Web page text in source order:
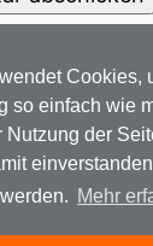
Cookies,
so einfach wie
Nutzung der
Mehr